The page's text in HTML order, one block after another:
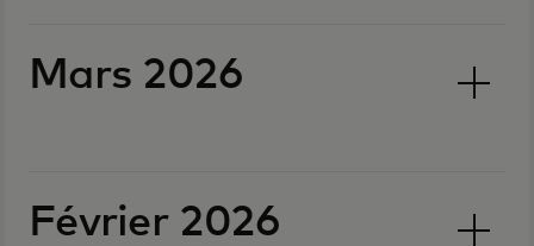
Mars 2026
Février 2026